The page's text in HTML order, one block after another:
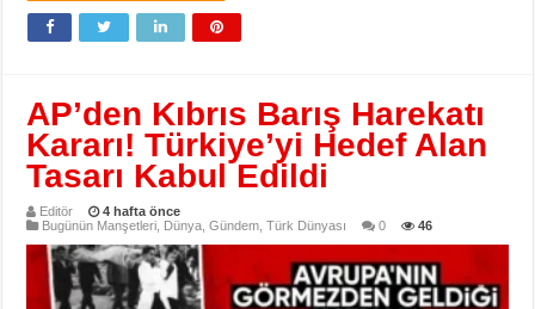
AP’den Kıbrıs Barış Harekatı
Kararı! Türkiye’yi Hedef Alan
Tasarı Kabul Edildi
Editör
4 hafta önce
Bugünün Manşetleri Dünya ,Gündem ,Türk Dünyası 0 46